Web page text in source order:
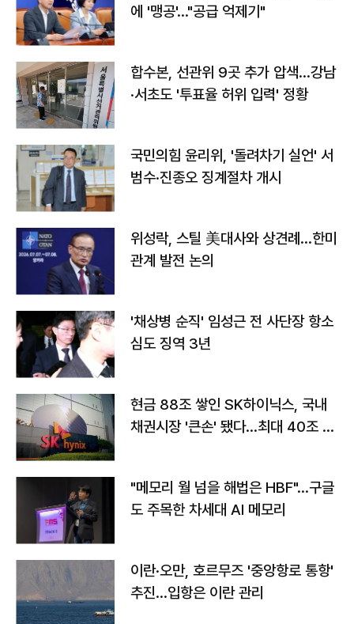
에 '맹공'…"공급 억제기"
합수본, 선관위 9곳 추가 압색…강남
·서초도 '투표율 허위 입력' 정황
국민의힘 윤리위, '돌려차기 실언' 서
범수·진종오 징계절차 개시
위성락, 스틸 美대사와 상견례…한미
관계 발전 논의
'채상병 순직' 임성근 전 사단장 항소
심도 징역 3년
현금 88조 쌓인 SK하이닉스, 국내
채권시장 '큰손' 됐다…최대 40조 투
"메모리 월 넘을 해법은 HBF"…구글
도 주목한 차세대 AI 메모리
이란·오만, 호르무즈 '중앙항로 통항'
추진…입항은 이란 관리